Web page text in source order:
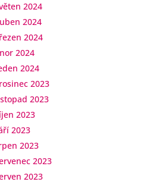
2024
2024
2024
2024
2024
2023
2023
2023
2023
2023
2023
2023